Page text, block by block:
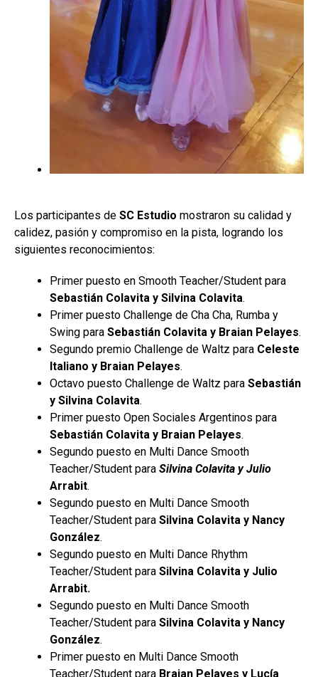
Los participantes de SC Estudio mostraron su calidad y
calidez, pasión y compromiso en la pista, logrando los
siguientes reconocimientos:
Primer puesto en Smooth Teacher/Student para
Sebastián Colavita y Silvina Colavita.
Primer puesto Challenge de Cha Cha, Rumba y
Swing para Sebastián Colavita y Braian Pelayes.
Segundo premio Challenge de Waltz para Celeste
Italiano y Braian Pelayes.
Octavo puesto Challenge de Waltz para Sebastián
y Silvina Colavita.
Primer puesto Open Sociales Argentinos para
Sebastián Colavita y Braian Pelayes.
Segundo puesto en Multi Dance Smooth
Teacher/Student para Silvina Colavita y Julio
Arrabit.
Segundo puesto en Multi Dance Smooth
Teacher/Student para Silvina Colavita y Nancy
González.
Segundo puesto en Multi Dance Rhythm
Teacher/Student para Silvina Colavita y Julio
Arrabit.
Segundo puesto en Multi Dance Smooth
Teacher/Student para Silvina Colavita y Nancy
González.
Primer puesto en Multi Dance Smooth
Teacher/Student para Braian Pelayes y Lucía